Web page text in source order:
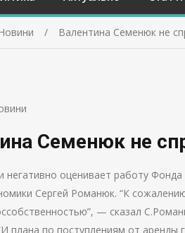
Новини Валентина Семенюк не
Семенюк не
негативно оценивает работу
Сергей Романюк. “К
— сказал
плана по поступлениям от аренды